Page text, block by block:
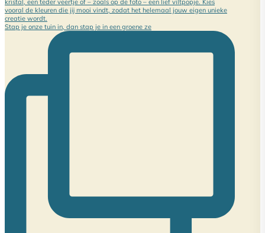
Stap je onze tuin in, dan stap je in een groene ze